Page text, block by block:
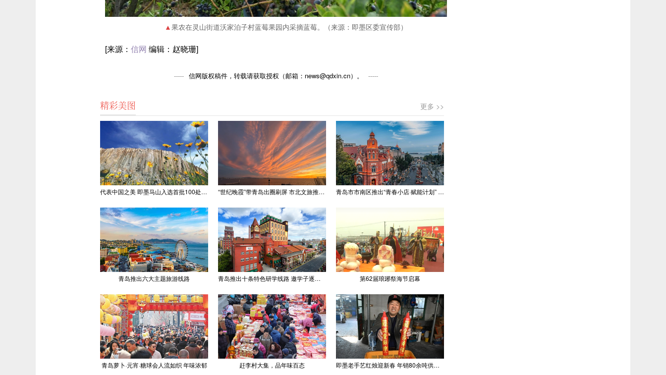
果农在灵山街道沃家泊子村蓝莓果园内采摘蓝莓。（来源：即墨区委宣传部）
[来源： 信网 编辑：赵晓珊]
信网版权稿件，转载请获取授权（邮箱：news@qdxin.cn）。
精彩美图 更多 >>
代表中国之美 即墨马山入选首批100处“美丽中国打卡点” “世纪晚霞”带青岛出圈刷屏 市北文旅推出精品线路 青岛市市南区推出“青春小店·赋能计划” 聚满青岛温情
青岛推出六大主题旅游线路 青岛推出十条特色研学线路 邀学子逐梦深蓝探知山海 第62届琅琊祭海节启幕
青岛萝卜·元宵·糖球会人流如织 年味浓郁 赶李村大集，品年味百态 即墨老手艺红烛迎新春 年销80余吨供不应求